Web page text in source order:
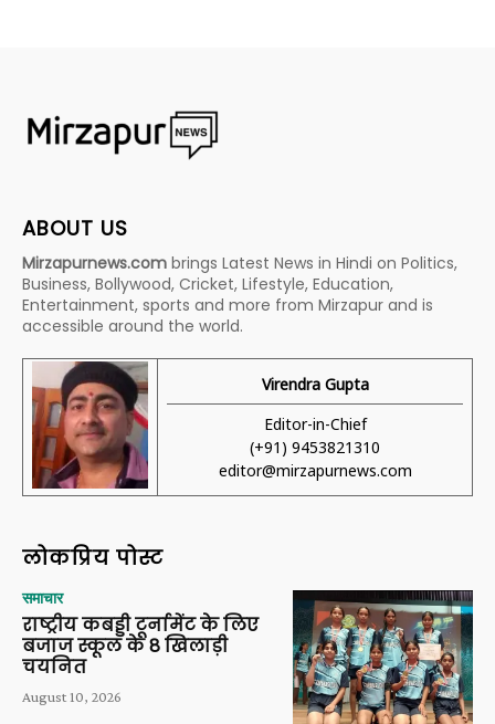
ABOUT US
Mirzapurnews.com brings Latest News in Hindi on Politics,
Business, Bollywood, Cricket, Lifestyle, Education,
Entertainment, sports and more from Mirzapur and is
accessible around the world.
Virendra Gupta
Editor-in-Chief
(+91) 9453821310
editor@mirzapurnews.com
लोकप्रिय पोस्ट
समाचार
राष्ट्रीय कबड्डी टूर्नामेंट के लिए
बजाज स्कूल के 8 खिलाड़ी
चयनित
August 10, 2026